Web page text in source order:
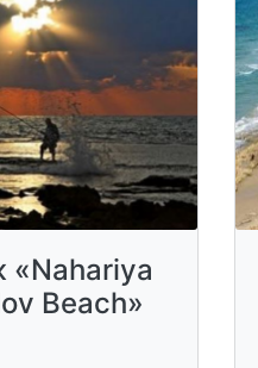
«Nahariya
Beach»